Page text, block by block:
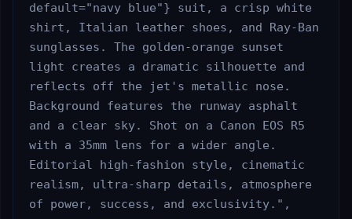
default="navy blue"} suit, a crisp white
shirt, Italian leather shoes, and Ray-Ban
sunglasses. The golden-orange sunset
light creates a dramatic silhouette and
reflects off the jet's metallic nose.
Background features the runway asphalt
and a clear sky. Shot on a Canon EOS R5
with a 35mm lens for a wider angle.
Editorial high-fashion style, cinematic
realism, ultra-sharp details, atmosphere
of power, success, and exclusivity.",